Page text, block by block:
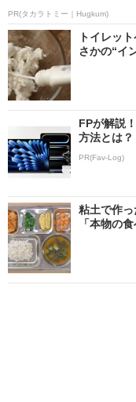
PR(タカラトミー｜Hugkum)
トイレッ
さかの“イ
FPが解説
方法とは？
PR(Fav-Log)
粘土で作
「本物の